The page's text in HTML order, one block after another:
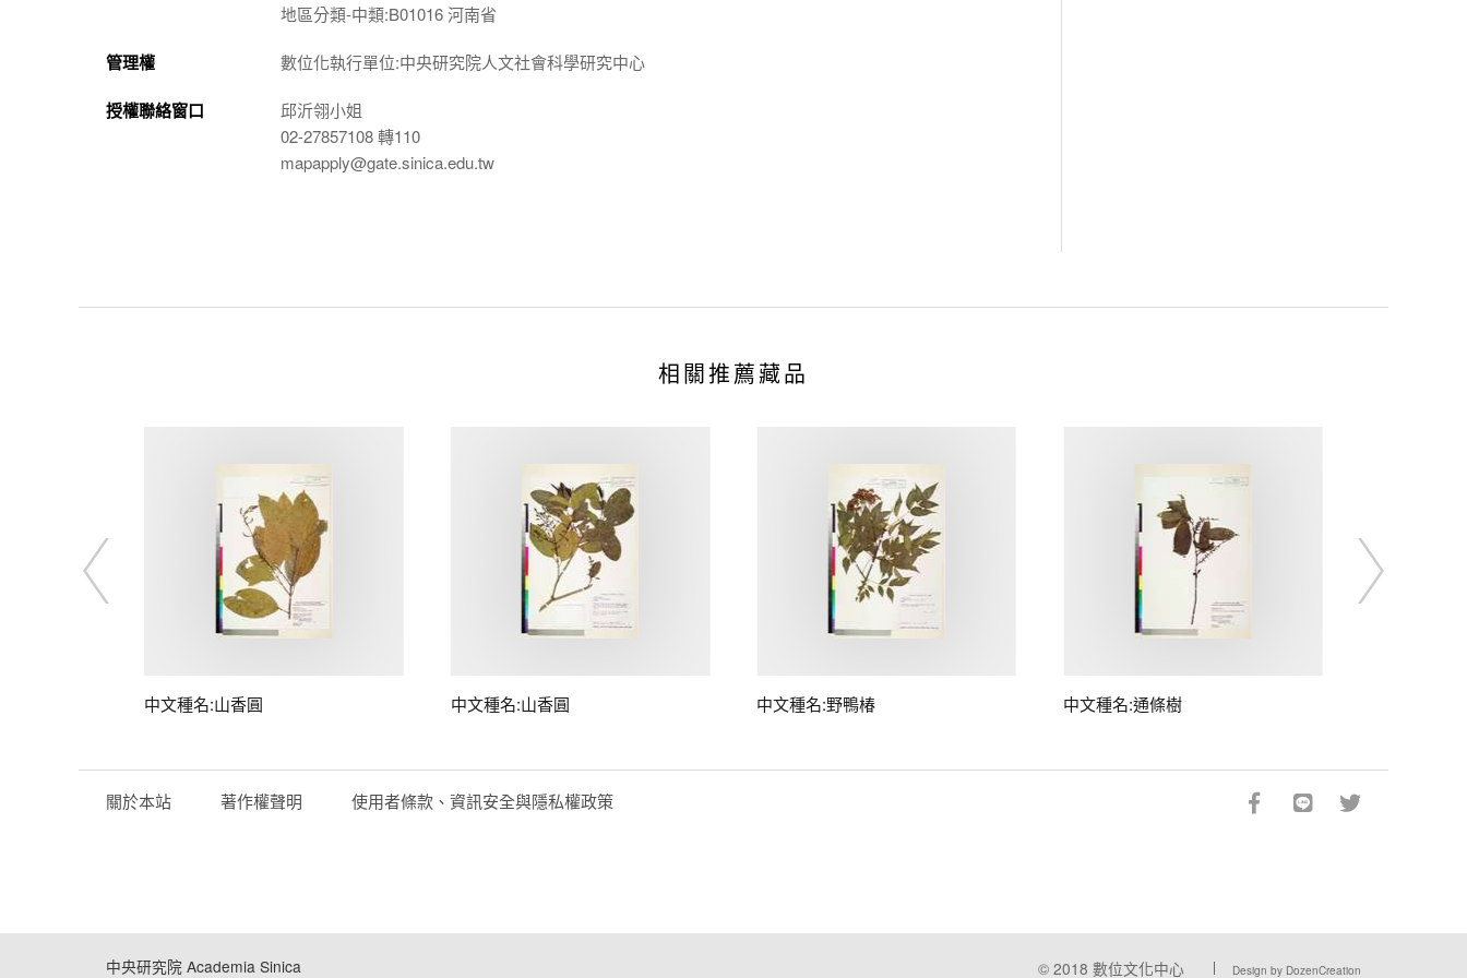
地區分類-中類:B01016 河南省
管理權 數位化執行單位:中央研究院人文社會科學研究中心
授權聯絡窗口
邱沂翎小姐
02-27857108 轉110
mapapply@gate.sinica.edu.tw
相關推薦藏品
中文種名:山香圓 中文種名:山香圓 中文種名:野鴨椿 中文種名:通條樹
關於本站 著作權聲明 使用者條款、資訊安全與隱私權政策
中央研究院 Academia Sinica © 2018 數位文化中心 Design by DozenCreation